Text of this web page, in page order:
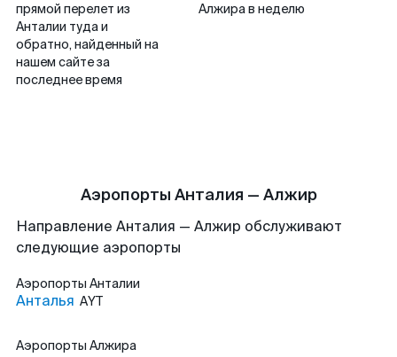
прямой перелет из
Анталии туда и
обратно, найденный на
нашем сайте за
последнее время
Алжира в неделю
Аэропорты Анталия — Алжир
Направление Анталия — Алжир обслуживают
следующие аэропорты
Аэропорты Анталии
Анталья AYT
Аэропорты Алжира